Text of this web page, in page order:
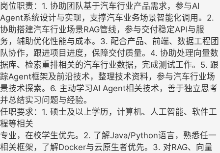
岗位职责：1. 协助团队基于汽车行业产品需求，参与AI
Agent系统设计与实现，支撑汽车业务场景智能化调用。2.
协助搭建汽车行业场景RAG管线，参与交付稳定API与服
务，辅助优化性能与成本。3. 配合产品、前端、数据工程团
队协作，跟进项目进度，保障交付质量。4. 协助处理向量数
据库、检索重排相关的汽车行业数据，完成测试工作。5. 跟
踪Agent框架及前沿技术，整理技术资料，参与汽车行业场
景技术探索。6. 主动学习AI Agent相关技术，善于独立思考
并总结实习问题与经验。
任职要求：1. 硕士及以上学历，计算机、人工智能、软件工
程等相关
专业，在校学生优先。2. 了解Java/Python语言，熟悉任一
相关框架，了解Docker与云原生者优先。3. 对RAG、向量